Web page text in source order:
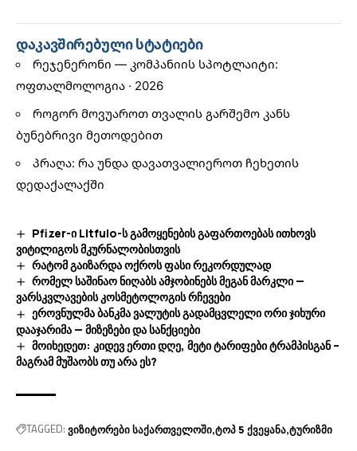
დაკავშირებული სტატიები
რეჯენერონი — კომპანიის სპოტლაიტი:
ოფთალმოლოგია · 2026
როგორ მოვუაროთ თვალის გარშემო კანს
ბუნებრივი მეთოდებით
პრაღა: რა უნდა დავათვალიეროთ ჩეხეთის
დედაქალაქში
Pfizer-ი Litfulo-ს გამოყენების გაფართოებას ითხოვს
ვიტილიგოს მკურნალობისთვის
რატომ გაიზარდა ოქროს ფასი რეკორდულად
რომელ საშინაო ნიღაბს ამჯობინებს მეგან მარკლი —
ვარსკვლავების კოსმეტოლოგის რჩევები
ეროვნულმა ბანკმა ვალუტის გადამცვლელი ორი ჯიხური
დააჯარიმა — მიზეზები და სანქციები
მოიხედეთ: კიდევ ერთი დღე, მეტი ტარიფები ტრამპისგან –
მაგრამ მუშაობს თუ არა ეს?
TAGGED: ვიზიტორები საქართველოში ტოპ 5 ქვეყანა ტურიზმი